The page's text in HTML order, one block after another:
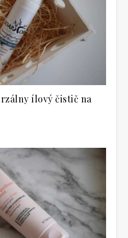
ílový čistič na